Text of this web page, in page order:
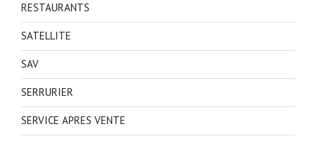
RESTAURANTS
SATELLITE
SAV
SERRURIER
SERVICE APRES VENTE